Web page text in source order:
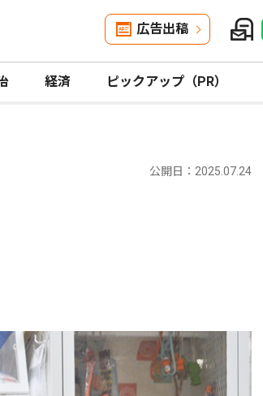
広告出稿
経済 ピックアップ（PR）
公開日：2025.07.24